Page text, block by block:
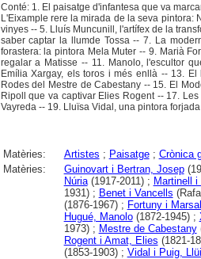
Conté: 1. El paisatge d'infantesa que va
L'Eixample rere la mirada de la seva pintora:
vinyes -- 5. Lluís Muncunill, l'artífex de la
saber captar la llumde Tossa -- 7. La
forastera: la pintora Mela Muter -- 9. Marià
regalar a Matisse -- 11. Manolo, l'escultor
Emília Xargay, els toros i més enllà -- 13.
Rodes del Mestre de Cabestany -- 15. El
Ripoll que va captivar Elies Rogent -- 17.
Vayreda -- 19. Lluïsa Vidal, una pintora
Matèries: Artistes ; Paisatge; Crònica
Matèries:
Guinovart i Bertran, Josep
Núria(1917-2011) ; Martinell
1931) ; Benet i Vancells
(1876-1967) ; Fortuny i
Hugué, Manolo(1872-1945) ;
1973) ; Mestre de Cabestany
Rogent i Amat, Elies (1821-
(1853-1903) ; Vidal i Puig,